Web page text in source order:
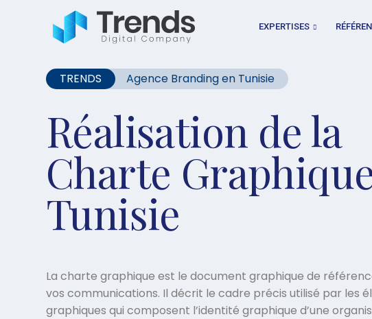
EXPERTISES
TRENDS Agence Branding en Tunisie
Réalisation de la
Charte
Tunisie
La charte graphique est le document graphique de
vos communications. Il décrit le cadre précis utilisé par les
graphiques qui composent l’identité graphique d’une